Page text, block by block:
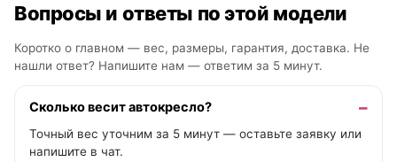
Вопросы и ответы по этой модели
Коротко о главном — вес, размеры, гарантия, доставка. Не
нашли ответ? Напишите нам — ответим за 5 минут.
Сколько весит автокресло?
Точный вес уточним за 5 минут — оставьте заявку или
напишите в чат.